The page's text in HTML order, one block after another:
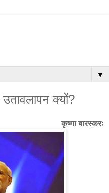
▼
उतावलापन क्यों?
कृष्णा बारस्करः